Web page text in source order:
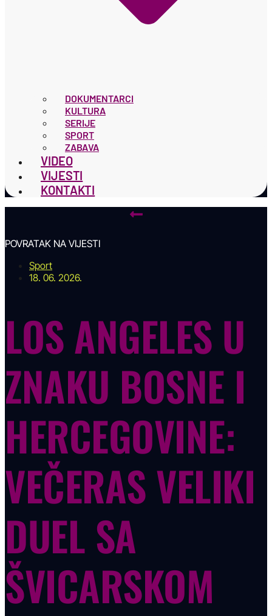
DOKUMENTARCI
KULTURA
SERIJE
SPORT
ZABAVA
VIDEO
VIJESTI
KONTAKTI
POVRATAK NA VIJESTI
Sport
18. 06. 2026.
LOS ANGELES U
ZNAKU BOSNE I
HERCEGOVINE:
VEČERAS VELIKI
DUEL SA
ŠVICARSKOM